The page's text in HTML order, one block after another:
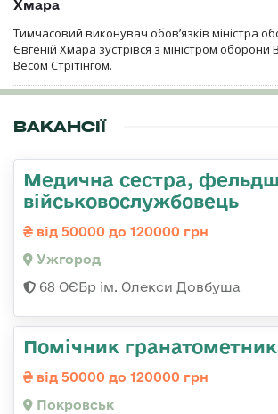
Хмара
Тимчасовий виконувач обов’язків міністра
Євгеній Хмара зустрівся з міністром оборони
Весом Стрітінгом.
ВАКАНСІЇ
Медична сестра,
військовослужбовець
від 50000 до 120000 грн
Ужгород
68 ОЄБр ім. Олекси Довбуша
Помічник
від 50000 до 120000 грн
Покровськ